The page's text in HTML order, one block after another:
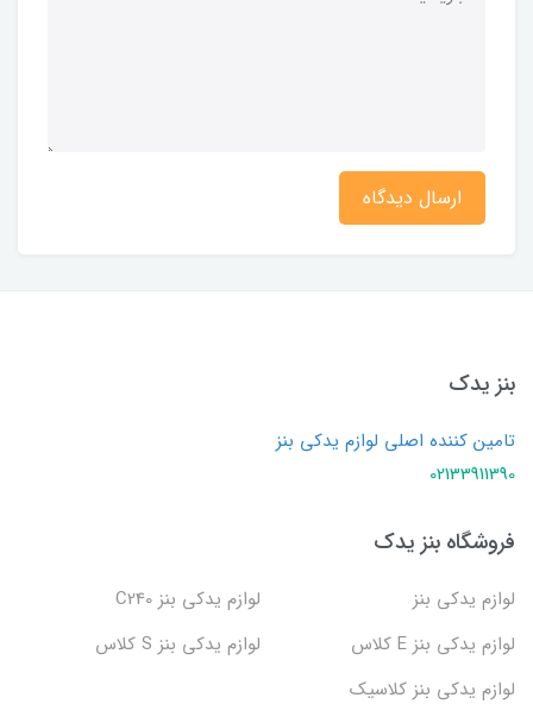
ارسال دیدگاه
بنز یدک
تامین کننده اصلی لوازم یدکی بنز
02133911390
فروشگاه بنز یدک
لوازم یدکی بنز
لوازم یدکی بنز C240
لوازم یدکی بنز E کلاس
لوازم یدکی بنز S کلاس
لوازم یدکی بنز کلاسیک